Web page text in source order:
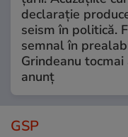
declarație
seism în politică.
semnal în
Grindeanu
anunț
GSP